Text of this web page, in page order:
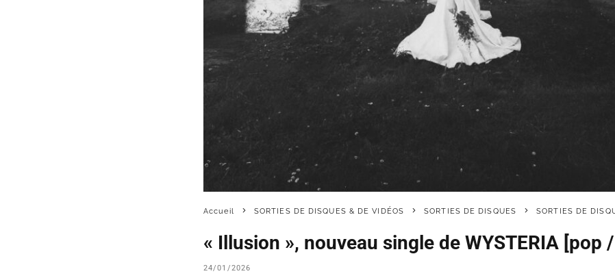
Accueil SORTIES DE DISQUES & DE VIDÉOS SORTIES DE DISQUES SORTIES DE
« Illusion », nouveau single de WYSTERIA [pop
24/01/2026